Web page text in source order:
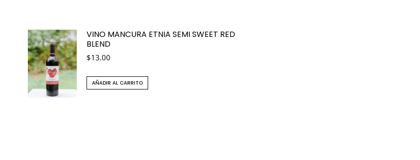
VINO MANCURA ETNIA SEMI SWEET RED
BLEND
$13.00
AÑADIR AL CARRITO